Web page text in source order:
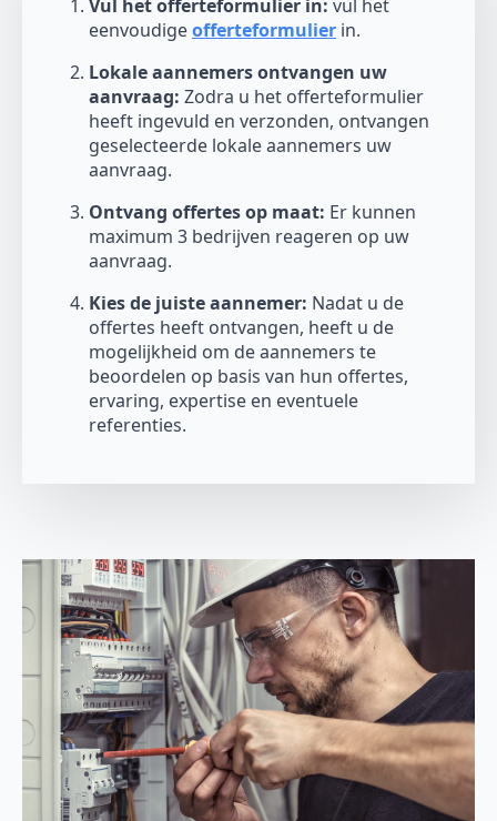
Vul het offerteformulier in: vul het
eenvoudigeofferteformulier in.
Lokale aannemers ontvangen uw
aanvraag: Zodra u het offerteformulier
heeft ingevuld en verzonden, ontvangen
geselecteerde lokale aannemers uw
aanvraag.
Ontvang offertes op maat: Er kunnen
maximum 3 bedrijven reageren op uw
aanvraag.
Kies de juiste aannemer: Nadat u de
offertes heeft ontvangen, heeft u de
mogelijkheid om de aannemers te
beoordelen op basis van hun offertes,
ervaring, expertise en eventuele
referenties.